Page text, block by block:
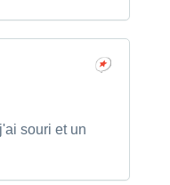
souri et un